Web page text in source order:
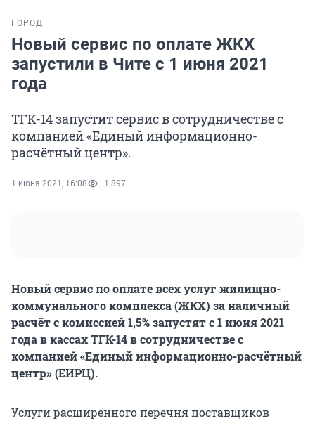
ГОРОД
Новый сервис по оплате ЖКХ
запустили в Чите с 1 июня 2021
года
ТГК-14 запустит сервис в сотрудничестве с
компанией «Единый информационно-
расчётный центр».
1 июня 2021, 16:08 1 897
Новый сервис по оплате всех услуг жилищно-
коммунального комплекса (ЖКХ) за наличный
расчёт с комиссией 1,5% запустят с 1 июня 2021
года в кассах ТГК-14 в сотрудничестве с
компанией «Единый информационно-расчётный
центр» (ЕИРЦ).
Услуги расширенного перечня поставщиков